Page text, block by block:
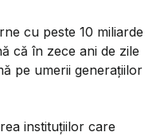
cu peste 10 miliarde
că în zece ani de zile
pe umerii generațiilor
instituțiilor care